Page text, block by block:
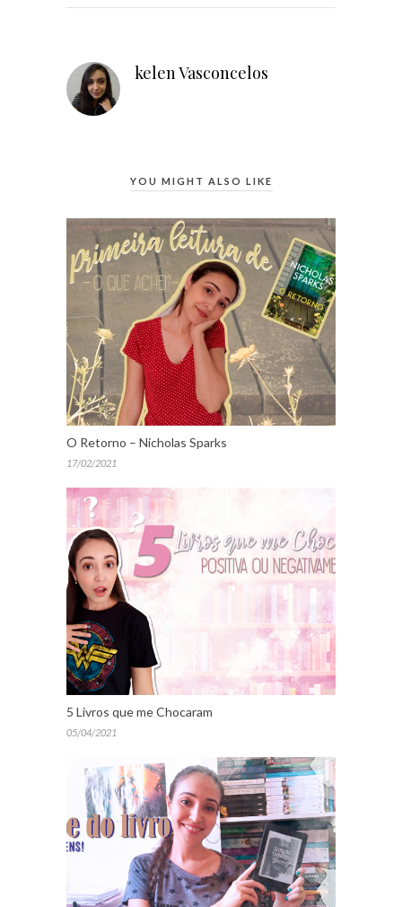
kelen Vasconcelos
YOU MIGHT ALSO LIKE
O Retorno – Nicholas Sparks
17/02/2021
5 Livros que me Chocaram
05/04/2021